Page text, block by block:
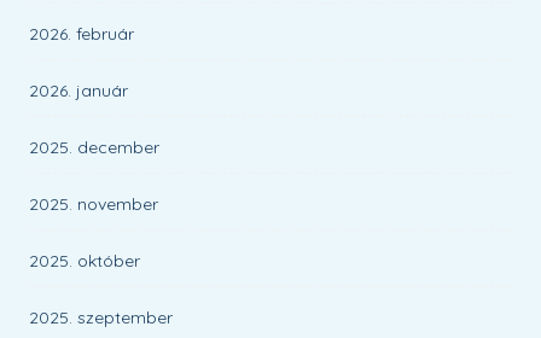
2026. február
2026. január
2025. december
2025. november
2025. október
2025. szeptember